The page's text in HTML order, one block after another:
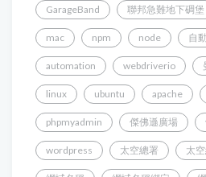
GarageBand 聯邦急難地下碉堡
mac npm node 自
automation webdriverio
linux ubuntu apache
phpmyadmin 傑佛遜廣場
wordpress 太空總署 太